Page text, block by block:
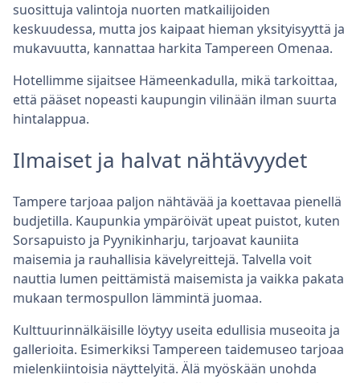
suosittuja valintoja nuorten matkailijoiden
keskuudessa, mutta jos kaipaat hieman yksityisyyttä ja
mukavuutta, kannattaa harkita Tampereen Omenaa.
Hotellimme sijaitsee Hämeenkadulla, mikä tarkoittaa,
että pääset nopeasti kaupungin vilinään ilman suurta
hintalappua.
Ilmaiset ja halvat nähtävyydet
Tampere tarjoaa paljon nähtävää ja koettavaa pienellä
budjetilla. Kaupunkia ympäröivät upeat puistot, kuten
Sorsapuisto ja Pyynikinharju, tarjoavat kauniita
maisemia ja rauhallisia kävelyreittejä. Talvella voit
nauttia lumen peittämistä maisemista ja vaikka pakata
mukaan termospullon lämmintä juomaa.
Kulttuurinnälkäisille löytyy useita edullisia museoita ja
gallerioita. Esimerkiksi Tampereen taidemuseo tarjoaa
mielenkiintoisia näyttelyitä. Älä myöskään unohda